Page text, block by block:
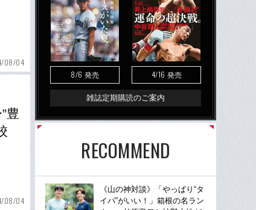
08/04
豊
08/04
8/6 発売 4/16 発売
雑誌定期購読のご案内
RECOMMEND
《山の神対談》「やっぱり“タ
イパ”がいい！」箱根の名ラン